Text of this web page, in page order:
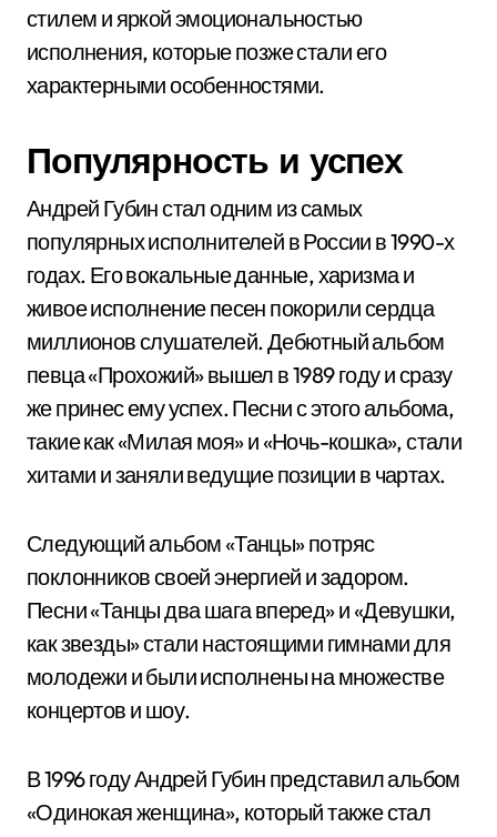
стилем и яркой эмоциональностью
исполнения, которые позже стали его
характерными особенностями.
Популярность и успех
Андрей Губин стал одним из самых
популярных исполнителей в России в 1990-х
годах. Его вокальные данные, харизма и
живое исполнение песен покорили сердца
миллионов слушателей. Дебютный альбом
певца «Прохожий» вышел в 1989 году и сразу
же принес ему успех. Песни с этого альбома,
такие как «Милая моя» и «Ночь-кошка», стали
хитами и заняли ведущие позиции в чартах.
Следующий альбом «Танцы» потряс
поклонников своей энергией и задором.
Песни «Танцы два шага вперед» и «Девушки,
как звезды» стали настоящими гимнами для
молодежи и были исполнены на множестве
концертов и шоу.
В 1996 году Андрей Губин представил альбом
«Одинокая женщина», который также стал